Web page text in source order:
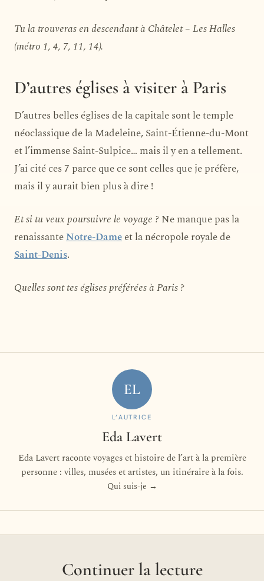
Tu la trouveras en descendant à Châtelet – Les Halles
(métro 1, 4, 7, 11, 14).
D’autres églises à visiter à Paris
D’autres belles églises de la capitale sont le temple
néoclassique de la Madeleine, Saint-Étienne-du-Mont
et l’immense Saint-Sulpice… mais il y en a tellement.
J’ai cité ces 7 parce que ce sont celles que je préfère,
mais il y aurait bien plus à dire !
Et si tu veux poursuivre le voyage ?Ne manque pas la
renaissanteNotre-Dameet la nécropole royale de
Saint-Denis.
Quelles sont tes églises préférées à Paris ?
EL
L’AUTRICE
Eda Lavert
Eda Lavert raconte voyages et histoire de l’art à la première
personne : villes, musées et artistes, un itinéraire à la fois.
Qui suis-je →
Continuer la lecture